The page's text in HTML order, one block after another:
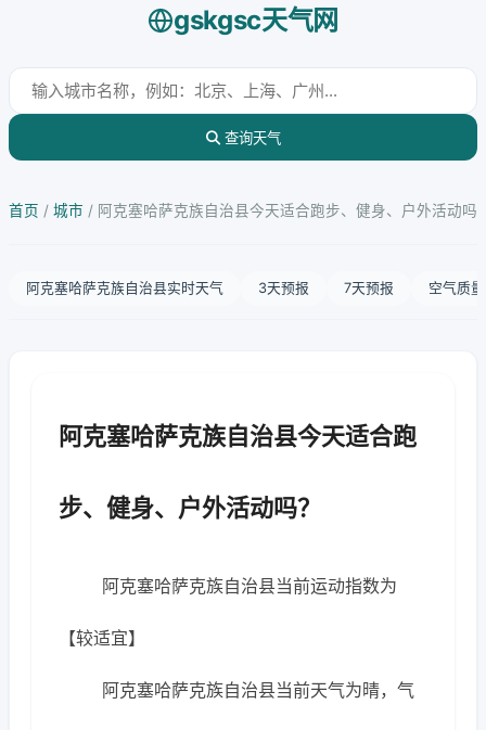
gskgsc天气网
查询天气
首页 / 城市 / 阿克塞哈萨克族自治县今天适合跑步、健身、户外活动吗
阿克塞哈萨克族自治县实时天气 3天预报 7天预报 空气质量
阿克塞哈萨克族自治县今天适合跑
步、健身、户外活动吗？
阿克塞哈萨克族自治县当前运动指数为
【较适宜】
阿克塞哈萨克族自治县当前天气为晴，气